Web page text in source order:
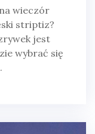
wieczór
striptiz?
jest
wybrać się